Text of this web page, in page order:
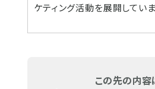
ケティング活動を展開してい
この先の内